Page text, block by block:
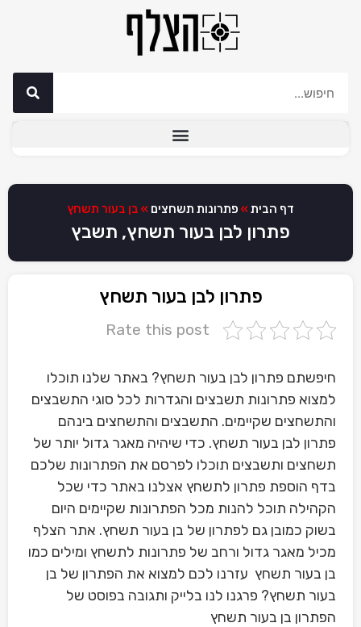
דף הבית » פתרונות תשחצים » בן בעור תשחץ
פתרון לבן בעור תשחץ, תשבץ
פתרון לבן בעור תשחץ
Rate this post
חיפשתם פתרון לבן בעור תשחץ? באתר שלנו תוכלו
למצוא פתרונות תשבצים והגדרות לכל סוגי התשבצים
והתשחצים שקיימים. התשבצים והתשחצים בינהם
פתרון לבן בעור תשחץ. כדי שיהיה מאגר גדול יותר של
תשחצים ותשבצים תוכלו לפרסם את הפתרונות שלכם
בדף הוספת פתרון לתשחץ אצלנו באתר כדי שכל
הקהילה תוכל להנות מכל הפתרונות שקיימים היום
בשוק כמובן גם לפתרון של בן בעור תשחץ. אתר הצלף
מכיל מאגר גדול ורחב של פתרונות לתשחץ ומילים כמו
בן בעור תשחץ עזרנו לכם למצוא את הפתרון של בן
בעור תשחץ? פרגנו לנו בלייק ותגובה בפוסט של
הפתרון בן בעור תשחץ